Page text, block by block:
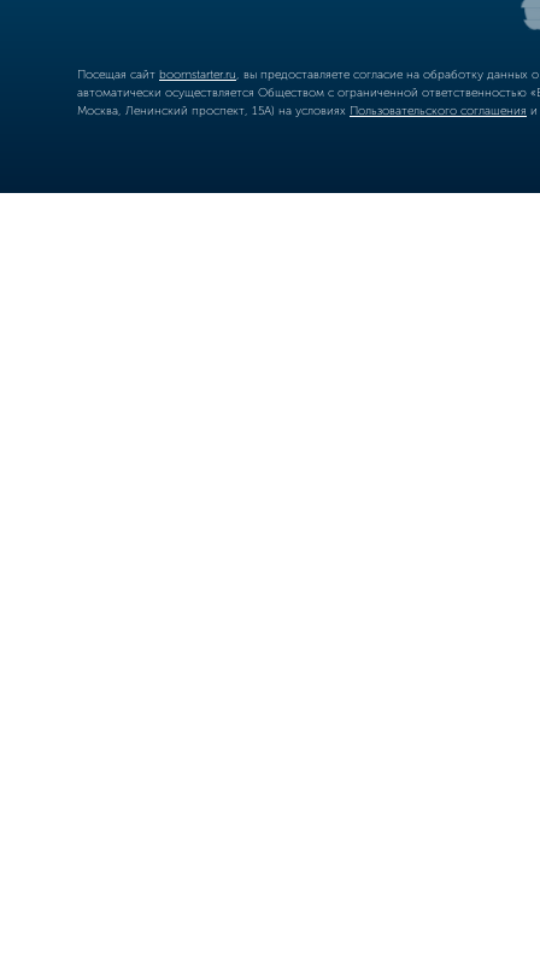
Посещая сайт boomstarter.ru , вы предоставляете согласие на обработку
автоматически осуществляется Обществом с ограниченной
Москва, Ленинский проспект, 15А) на условиях Пользовательского соглашения и